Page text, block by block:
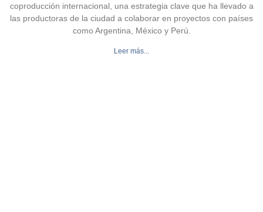
coproducción internacional, una estrategia clave que ha llevado a
las productoras de la ciudad a colaborar en proyectos con países
como Argentina, México y Perú.
Leer más...